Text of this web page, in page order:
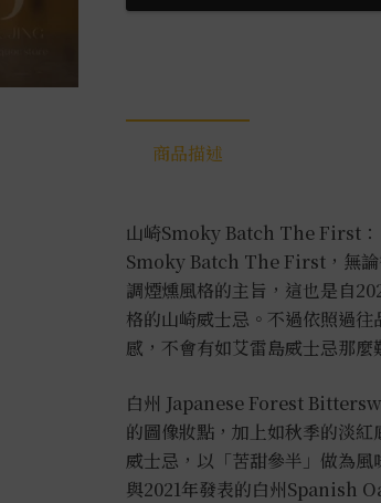
商品描述
山崎Smoky Batch The First：
Smoky Batch The First，無論
調煙燻風格的主旨，這也是自
格的山崎威士忌。不過依照過
感，不會有如艾雷島威士忌那
白州 Japanese Forest
的圖像妝點，加上如秋季的淡
威士忌，以「苦甜參半」做為
與2021年發表的白州Spanish